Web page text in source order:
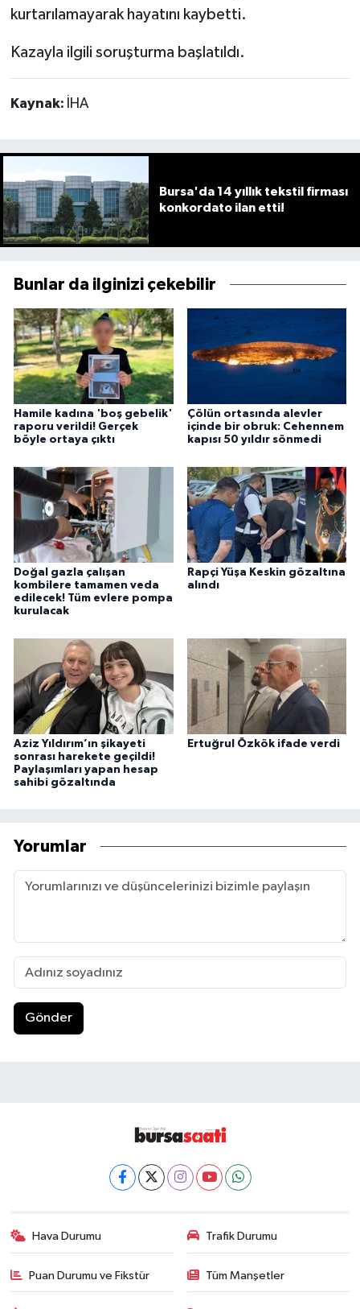
kurtarılamayarak hayatını kaybetti.
Kazayla ilgili soruşturma başlatıldı.
Kaynak: İHA
Bursa'da 14 yıllık tekstil firması
konkordato ilan etti!
Bunlar da ilginizi çekebilir
Hamile kadına 'boş gebelik'
raporu verildi! Gerçek
böyle ortaya çıktı
Çölün ortasında alevler
içinde bir obruk: Cehennem
kapısı 50 yıldır sönmedi
Doğal gazla çalışan
kombilere tamamen veda
edilecek! Tüm evlere pompa
kurulacak
Rapçi Yüşa Keskin gözaltına
alındı
Aziz Yıldırım’ın şikayeti
sonrası harekete geçildi!
Paylaşımları yapan hesap
sahibi gözaltında
Ertuğrul Özkök ifade verdi
Yorumlar
Gönder
Hava Durumu Trafik Durumu
Puan Durumu ve Fikstür Tüm Manşetler